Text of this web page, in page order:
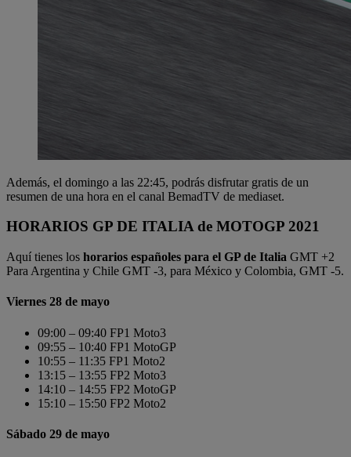
Además, el domingo a las 22:45, podrás disfrutar gratis de un
resumen de una hora en el canal BemadTV de mediaset.
HORARIOS GP DE ITALIA de MOTOGP 2021
Aquí tienes los horarios españoles para el GP de Italia GMT +2
Para Argentina y Chile GMT -3, para México y Colombia, GMT -5.
Viernes 28 de mayo
09:00 – 09:40 FP1 Moto3
09:55 – 10:40 FP1 MotoGP
10:55 – 11:35 FP1 Moto2
13:15 – 13:55 FP2 Moto3
14:10 – 14:55 FP2 MotoGP
15:10 – 15:50 FP2 Moto2
Sábado 29 de mayo